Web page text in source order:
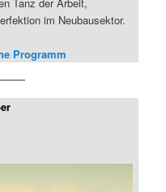
im Neubausektor.
Programm